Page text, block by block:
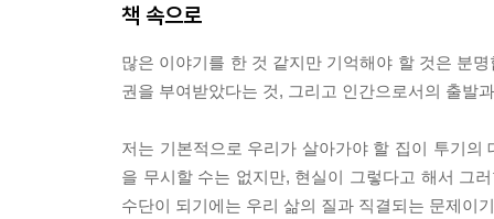
책 속으로
많은 이야기를 한 것 같지만 기억해야 할 것은 분
권을 부여받았다는 것, 그리고 인간으로서의 출발
저는 기본적으로 우리가 살아가야 할 집이 투기
을 무시할 수는 없지만, 현실이 그렇다고 해서 그
수단이 되기에는 우리 삶의 질과 직결되는 문제이